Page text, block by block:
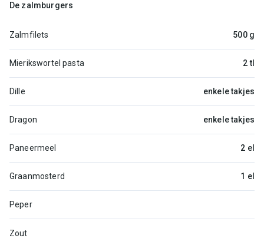
De zalmburgers
Zalmfilets 500 g
Mierikswortel pasta 2 tl
Dille enkele takjes
Dragon enkele takjes
Paneermeel 2 el
Graanmosterd 1 el
Peper
Zout